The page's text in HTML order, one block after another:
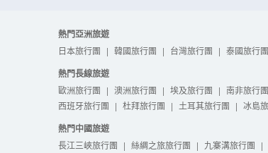
熱門亞洲旅遊
日本旅行團 | 韓國旅行團 | 台灣旅行團 | 泰國旅行團
熱門長線旅遊
歐洲旅行團 | 澳洲旅行團 | 埃及旅行團 | 南非旅行團
西班牙旅行團 | 杜拜旅行團 | 土耳其旅行團 | 冰島
熱門中國旅遊
長江三峽旅行團 | 絲綢之旅旅行團 | 九寨溝旅行團 |